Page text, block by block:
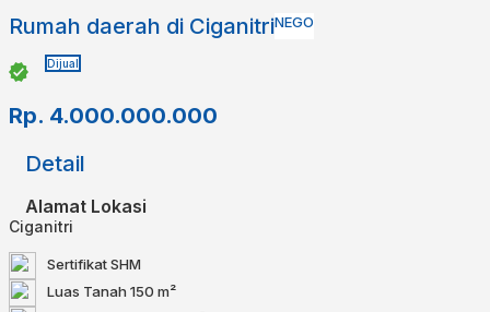
Rumah daerah di CiganitriNEGO
Dijual
Rp. 4.000.000.000
Detail
Alamat Lokasi
Ciganitri
SertifikatSHM
Luas Tanah 150 m²